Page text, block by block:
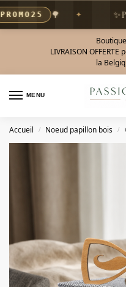
🌳
LIVRAISON
la
MENU
Accueil / Noeud papillon bois /